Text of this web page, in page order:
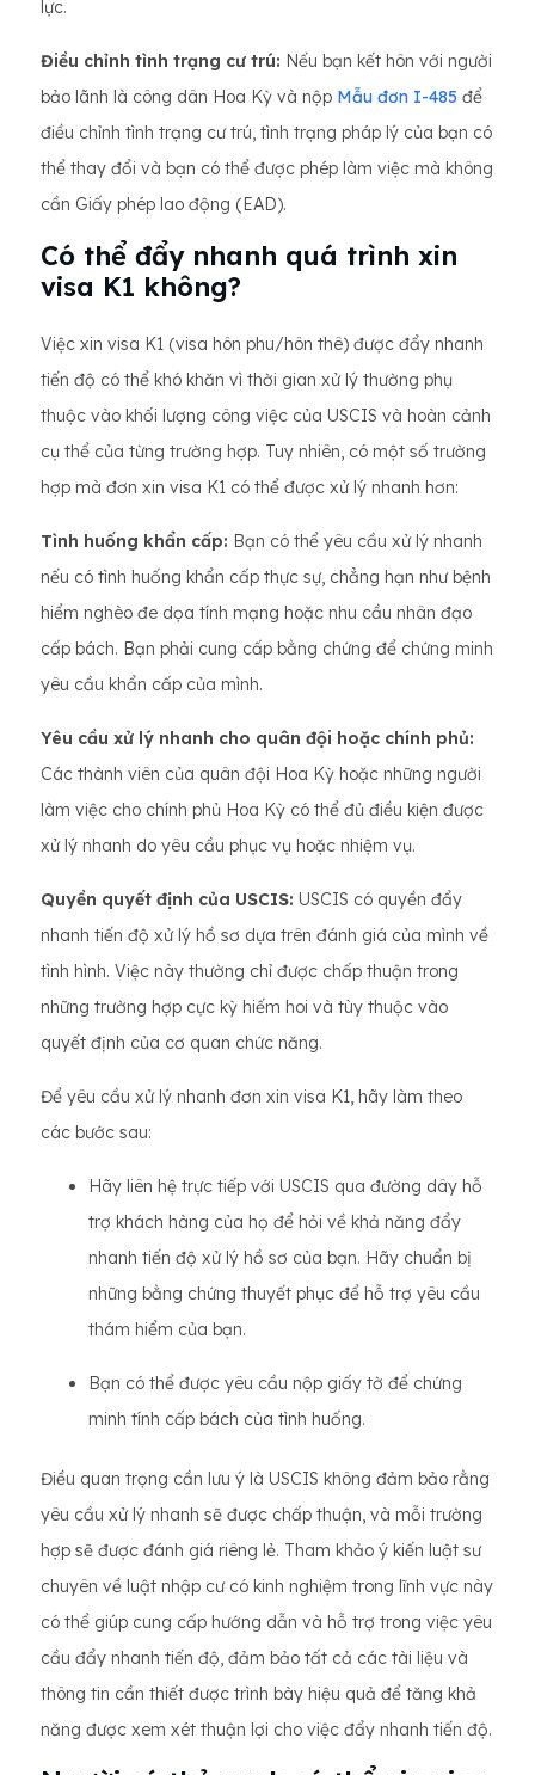
lực.
Điều chỉnh tình trạng cư trú: Nếu bạn kết hôn với người
bảo lãnh là công dân Hoa Kỳ và nộp Mẫu đơn I-485 để
điều chỉnh tình trạng cư trú, tình trạng pháp lý của bạn có
thể thay đổi và bạn có thể được phép làm việc mà không
cần Giấy phép lao động (EAD).
Có thể đẩy nhanh quá trình xin
visa K1 không?
Việc xin visa K1 (visa hôn phu/hôn thê) được đẩy nhanh
tiến độ có thể khó khăn vì thời gian xử lý thường phụ
thuộc vào khối lượng công việc của USCIS và hoàn cảnh
cụ thể của từng trường hợp. Tuy nhiên, có một số trường
hợp mà đơn xin visa K1 có thể được xử lý nhanh hơn:
Tình huống khẩn cấp: Bạn có thể yêu cầu xử lý nhanh
nếu có tình huống khẩn cấp thực sự, chẳng hạn như bệnh
hiểm nghèo đe dọa tính mạng hoặc nhu cầu nhân đạo
cấp bách. Bạn phải cung cấp bằng chứng để chứng minh
yêu cầu khẩn cấp của mình.
Yêu cầu xử lý nhanh cho quân đội hoặc chính phủ:
Các thành viên của quân đội Hoa Kỳ hoặc những người
làm việc cho chính phủ Hoa Kỳ có thể đủ điều kiện được
xử lý nhanh do yêu cầu phục vụ hoặc nhiệm vụ.
Quyền quyết định của USCIS: USCIS có quyền đẩy
nhanh tiến độ xử lý hồ sơ dựa trên đánh giá của mình về
tình hình. Việc này thường chỉ được chấp thuận trong
những trường hợp cực kỳ hiếm hoi và tùy thuộc vào
quyết định của cơ quan chức năng.
Để yêu cầu xử lý nhanh đơn xin visa K1, hãy làm theo
các bước sau:
Hãy liên hệ trực tiếp với USCIS qua đường dây hỗ
trợ khách hàng của họ để hỏi về khả năng đẩy
nhanh tiến độ xử lý hồ sơ của bạn. Hãy chuẩn bị
những bằng chứng thuyết phục để hỗ trợ yêu cầu
thám hiểm của bạn.
Bạn có thể được yêu cầu nộp giấy tờ để chứng
minh tính cấp bách của tình huống.
Điều quan trọng cần lưu ý là USCIS không đảm bảo rằng
yêu cầu xử lý nhanh sẽ được chấp thuận, và mỗi trường
hợp sẽ được đánh giá riêng lẻ. Tham khảo ý kiến ​​luật sư
chuyên về luật nhập cư có kinh nghiệm trong lĩnh vực này
có thể giúp cung cấp hướng dẫn và hỗ trợ trong việc yêu
cầu đẩy nhanh tiến độ, đảm bảo tất cả các tài liệu và
thông tin cần thiết được trình bày hiệu quả để tăng khả
năng được xem xét thuận lợi cho việc đẩy nhanh tiến độ.